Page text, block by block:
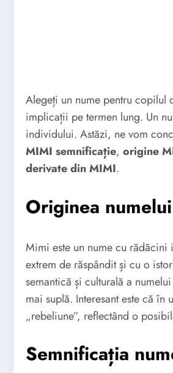
Alegeți un nume pentru copilul
implicații pe termen lung. Un
individului. Astăzi, ne vom
MIMI semnificație, origine
derivate din MIMI.
Originea
Mimi este un nume cu
extrem de răspândit și cu o
semantică și culturală a
mai suplă. Interesant este că
„rebeliune”, reflectând o
Semnificația